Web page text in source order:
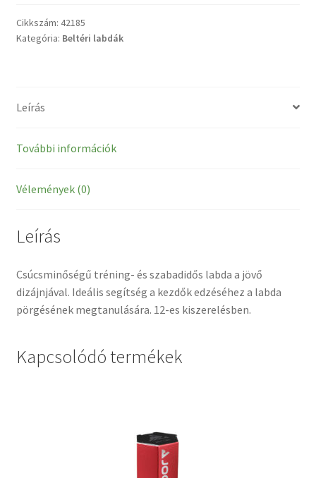
Cikkszám: 42185
Kategória: Beltéri labdák
Leírás
További információk
Vélemények (0)
Leírás
Csúcsminőségű tréning- és szabadidős labda a jövő
dizájnjával. Ideális segítség a kezdők edzéséhez a labda
pörgésének megtanulására. 12-es kiszerelésben.
Kapcsolódó termékek